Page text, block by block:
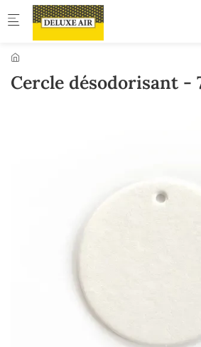
Skip to main content
Cercle désodorisant -